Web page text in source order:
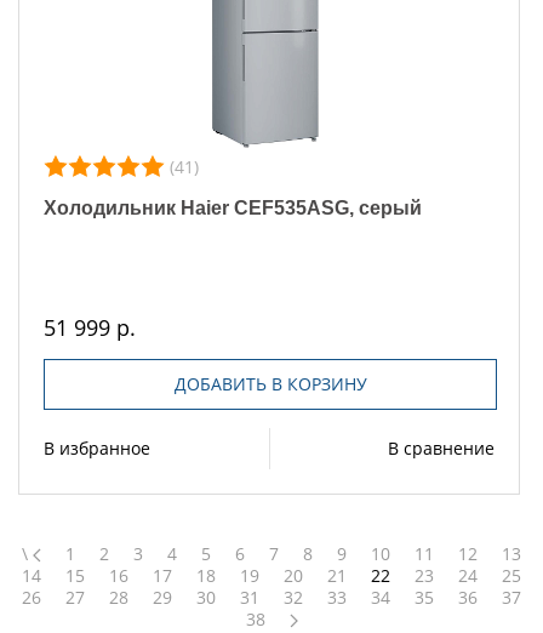
(41)
Холодильник Haier CEF535ASG, серый
51 999 р.
ДОБАВИТЬ В КОРЗИНУ
В избранное В сравнение
\ 1 2 3 4 5 6 7 8 9 10 11 12
13
14
15 16 17 18 19 20 21 22 23 24
25
26
27 28 29 30 31 32 33 34 35 36
37
38